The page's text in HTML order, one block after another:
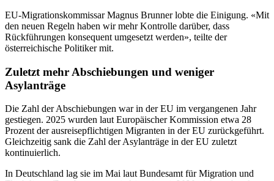
EU-Migrationskommissar Magnus Brunner lobte die Einigung. «Mit
den neuen Regeln haben wir mehr Kontrolle darüber, dass
Rückführungen konsequent umgesetzt werden», teilte der
österreichische Politiker mit.
Zuletzt mehr Abschiebungen und weniger
Asylanträge
Die Zahl der Abschiebungen war in der EU im vergangenen Jahr
gestiegen. 2025 wurden laut Europäischer Kommission etwa 28
Prozent der ausreisepflichtigen Migranten in der EU zurückgeführt.
Gleichzeitig sank die Zahl der Asylanträge in der EU zuletzt
kontinuierlich.
In Deutschland lag sie im Mai laut Bundesamt für Migration und